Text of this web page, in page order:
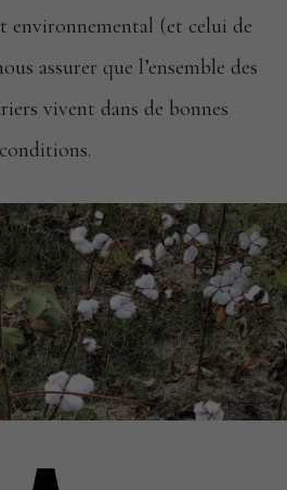
(et celui de
assurer que l’ensemble des
vivent dans de bonnes
conditions.